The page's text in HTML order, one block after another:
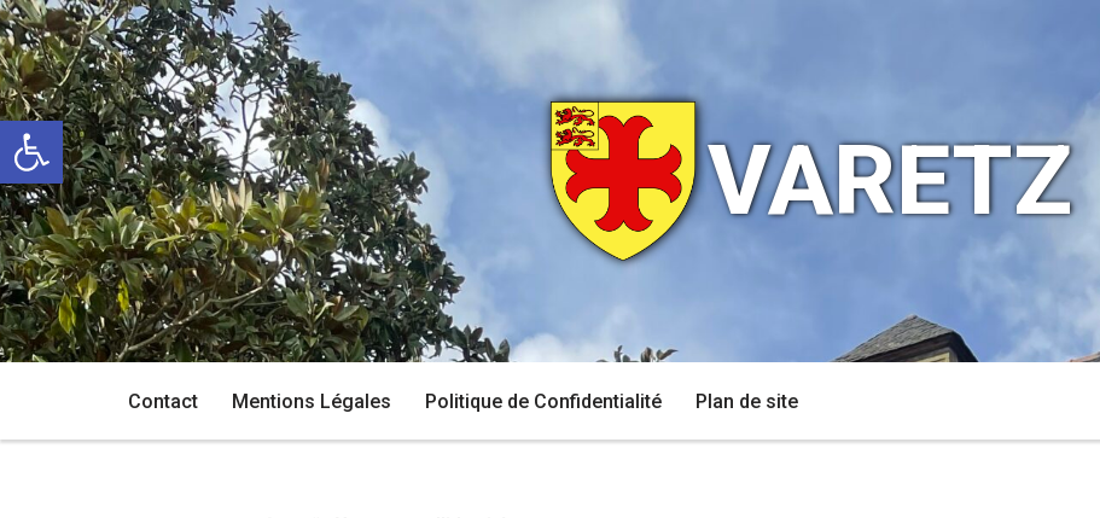
Ouvrir la barre d’outils
Aller
au
contenu
VARETZ
Contact Mentions Légales Politique de Confidentialité Plan de site